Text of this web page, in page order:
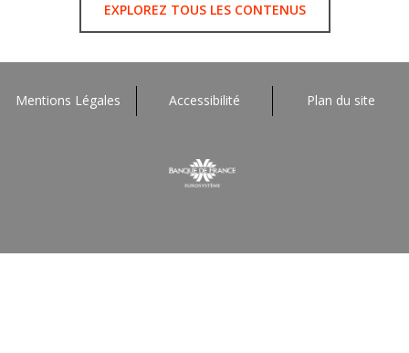
EXPLOREZ TOUS LES CONTENUS
Mentions Légales Accessibilité Plan du site